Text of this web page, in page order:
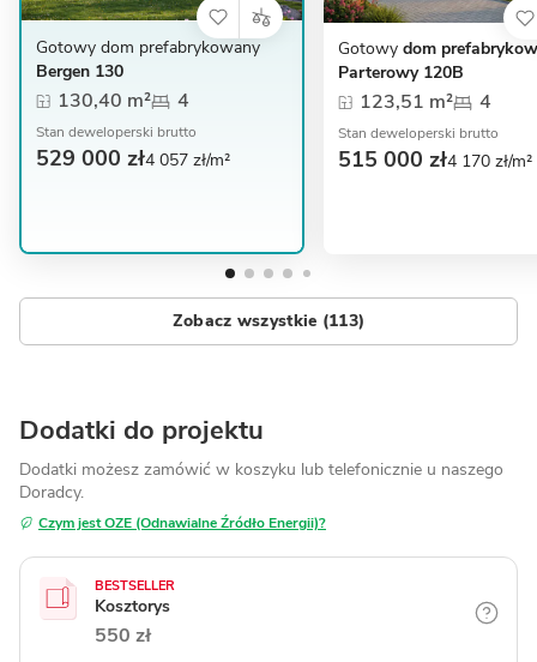
Gotowy dom prefabrykowany
Bergen 130
130,40 m² 4
Stan deweloperski brutto
529 000 zł4 057 zł/m²
Gotowy dom
Parterowy 120B
123,51 m² 4
Stan deweloperski brutto
515 000 zł4 170 zł/m²
Zobacz wszystkie (113)
Dodatki do projektu
Dodatki możesz zamówić w koszyku lub telefonicznie u naszego
Doradcy.
Czym jest OZE (Odnawialne Źródło Energii)?
BESTSELLER
Kosztorys
550 zł